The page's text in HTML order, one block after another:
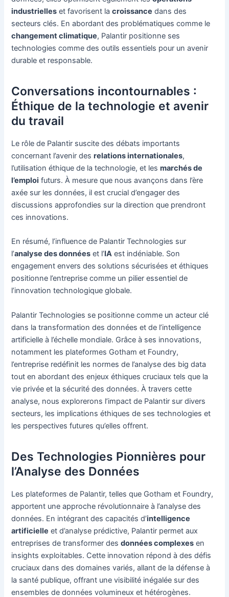
industrielles et favorisent lacroissance dans des
secteurs clés. En abordant des problématiques comme le
changement climatique, Palantir positionne ses
technologies comme des outils essentiels pour un avenir
durable et responsable.
Conversations incontournables :
Éthique de la technologie et avenir
du travail
Le rôle de Palantir suscite des débats importants
concernant l’avenir desrelations internationales,
l’utilisation éthique de la technologie, et lesmarchés de
l’emploi futurs. À mesure que nous avançons dans l’ère
axée sur les données, il est crucial d’engager des
discussions approfondies sur la direction que prendront
ces innovations.
En résumé, l’influence de Palantir Technologies sur
l’analyse des données et l’IA est indéniable. Son
engagement envers des solutions sécurisées et éthiques
positionne l’entreprise comme un pilier essentiel de
l’innovation technologique globale.
Palantir Technologies se positionne comme un acteur clé
dans la transformation des données et de l’intelligence
artificielle à l’échelle mondiale. Grâce à ses innovations,
notamment les plateformes Gotham et Foundry,
l’entreprise redéfinit les normes de l’analyse des big data
tout en abordant des enjeux éthiques cruciaux tels que la
vie privée et la sécurité des données. À travers cette
analyse, nous explorerons l’impact de Palantir sur divers
secteurs, les implications éthiques de ses technologies et
les perspectives futures qu’elles offrent.
Des Technologies Pionnières pour
l’Analyse des Données
Les plateformes de Palantir, telles que Gotham et Foundry,
apportent une approche révolutionnaire à l’analyse des
données. En intégrant des capacités d’intelligence
artificielle et d’analyse prédictive, Palantir permet aux
entreprises de transformer desdonnées complexes en
insights exploitables. Cette innovation répond à des défis
cruciaux dans des domaines variés, allant de la défense à
la santé publique, offrant une visibilité inégalée sur des
ensembles de données volumineux et hétérogènes.